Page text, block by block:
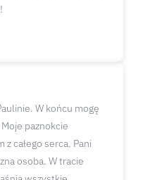
W końcu mogę
paznokcie
całego serca. Pani
osoba. W tracie